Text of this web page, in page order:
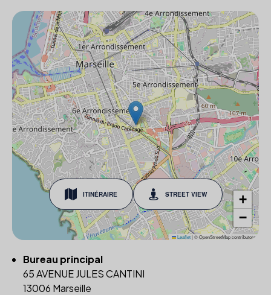
ITINÉRAIRE STREET VIEW
+
−
Leaflet|© OpenStreetMap contributors
Bureau principal
65 AVENUE JULES CANTINI
13006 Marseille